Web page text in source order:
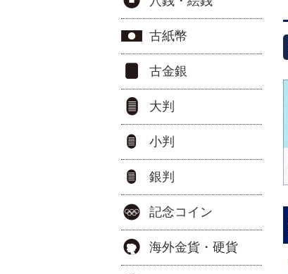
古紙幣
古金銀
大判
小判
銀判
記念コイン
海外金貨・硬貨